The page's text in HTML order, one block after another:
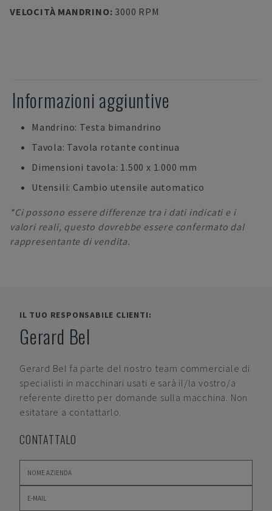
VELOCITÀ MANDRINO: 3000 RPM
Informazioni aggiuntive
Mandrino: Testa bimandrino
Tavola: Tavola rotante continua
Dimensioni tavola: 1.500 x 1.000 mm
Utensili: Cambio utensile automatico
*Ci possono essere differenze tra i dati indicati e i
valori reali, questo dovrebbe essere confermato dal
rappresentante di vendita.
IL TUO RESPONSABILE CLIENTI:
Gerard Bel
Gerard Bel fa parte del nostro team commerciale di
specialisti in macchinari usati e sarà il/la vostro/a
referente diretto per domande sulla macchina. Non
esitatare a contattarlo.
CONTATTALO